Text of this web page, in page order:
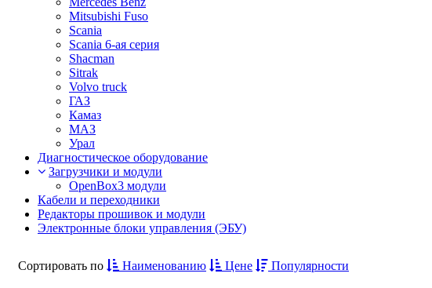
Mitsubishi Fuso
Scania
Scania 6-ая серия
Shacman
Sitrak
Volvo truck
ГАЗ
Камаз
МАЗ
Урал
Диагностическое оборудование
Загрузчики и модули
OpenBox3 модули
Кабели и переходники
Редакторы прошивок и модули
Электронные блоки управления (ЭБУ)
Сортировать по Наименованию Цене Популярности